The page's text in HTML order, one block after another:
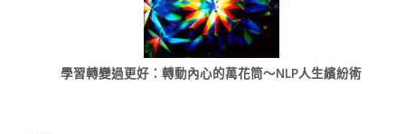
學習轉變過更好：轉動內心的萬花筒～NLP人生繽紛術